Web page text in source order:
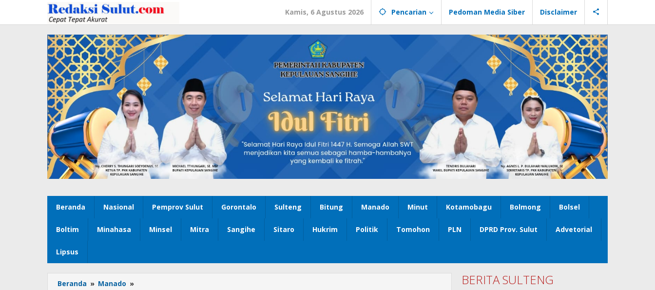
konten
Kamis, 6 Agustus 2026 Pencarian Pedoman Media Siber Disclaimer
Beranda Nasional Pemprov Sulut Gorontalo Sulteng Bitung Manado Minut Kotamobagu Bolmong Bolsel
Boltim Minahasa Minsel Mitra Sangihe Sitaro Hukrim Politik Tomohon PLN DPRD Prov. Sulut Advetorial
Lipsus
Beranda » Manado » BERITA SULTENG